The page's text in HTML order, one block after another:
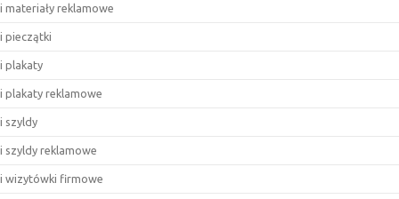
i materiały reklamowe
i pieczątki
i plakaty
i plakaty reklamowe
i szyldy
i szyldy reklamowe
i wizytówki firmowe